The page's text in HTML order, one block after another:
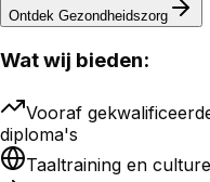
Ontdek Gezondheidszorg
Wat wij bieden:
Vooraf
diploma's
Taaltraining en